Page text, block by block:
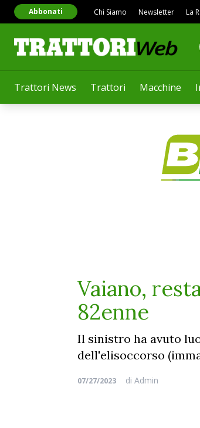
Trattori News Trattori Macchine
Abbonati Chi Siamo Newsletter La
Vaiano,
82enne
Il sinistro ha avuto
dell'elisoccorso
07/27/2023 di Admin